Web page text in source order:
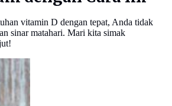
vitamin D dengan tepat, Anda tidak
sinar matahari. Mari kita simak